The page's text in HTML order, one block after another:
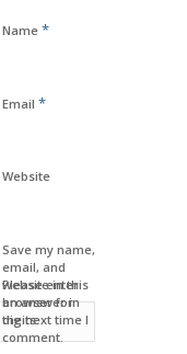
Name *
Email *
Website
Save my name,
email, and
website in this
browser for
the next time I
comment.
Please enter
an answer in
digits: